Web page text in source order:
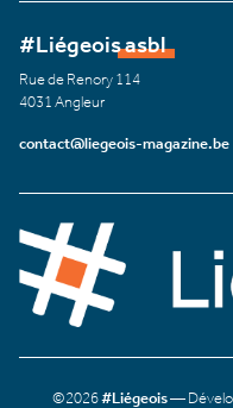
#Liégeois asbl
Rue de Renory 114
4031 Angleur
contact@liegeois-magazine.be
©2026#Liégeois—